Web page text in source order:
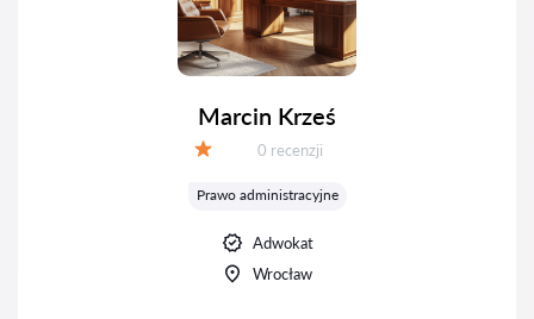
Marcin Krześ
Recenzji:
0 recenzji
Prawo administracyjne
Adwokat
Wrocław